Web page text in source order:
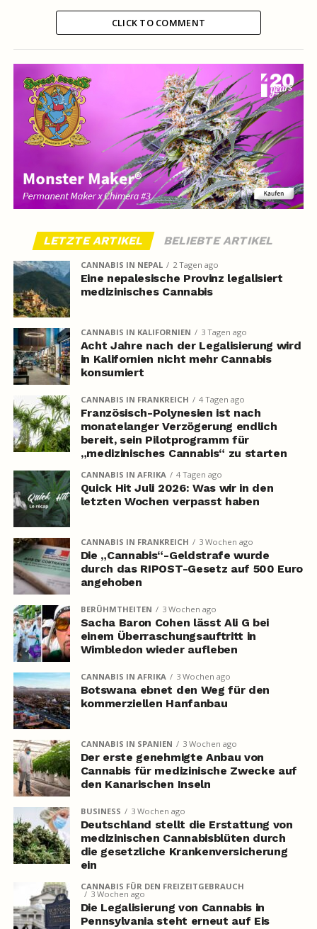
CLICK TO COMMENT
LETZTE ARTIKEL BELIEBTE ARTIKEL
CANNABIS IN NEPAL 2 Tagen ago
Eine nepalesische Provinz legalisiert
medizinisches Cannabis
CANNABIS IN KALIFORNIEN 3 Tagen ago
Acht Jahre nach der Legalisierung wird
in Kalifornien nicht mehr Cannabis
konsumiert
CANNABIS IN FRANKREICH 4 Tagen ago
Französisch-Polynesien ist nach
monatelanger Verzögerung endlich
bereit, sein Pilotprogramm für
„medizinisches Cannabis“ zu starten
CANNABIS IN AFRIKA 4 Tagen ago
Quick Hit Juli 2026: Was wir in den
letzten Wochen verpasst haben
CANNABIS IN FRANKREICH 3 Wochen ago
Die „Cannabis“-Geldstrafe wurde
durch das RIPOST-Gesetz auf 500 Euro
angehoben
BERÜHMTHEITEN 3 Wochen ago
Sacha Baron Cohen lässt Ali G bei
einem Überraschungsauftritt in
Wimbledon wieder aufleben
CANNABIS IN AFRIKA 3 Wochen ago
Botswana ebnet den Weg für den
kommerziellen Hanfanbau
CANNABIS IN SPANIEN 3 Wochen ago
Der erste genehmigte Anbau von
Cannabis für medizinische Zwecke auf
den Kanarischen Inseln
BUSINESS 3 Wochen ago
Deutschland stellt die Erstattung von
medizinischen Cannabisblüten durch
die gesetzliche Krankenversicherung
ein
CANNABIS FÜR DEN FREIZEITGEBRAUCH
3 Wochen ago
Die Legalisierung von Cannabis in
Pennsylvania steht erneut auf Eis